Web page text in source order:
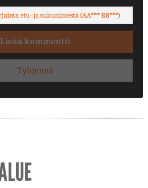
etu- ja sukunimestä (AA*** BB***)
Lisää kommentti
Tyhjennä